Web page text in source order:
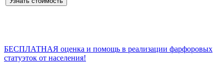
БЕСПЛАТНАЯ оценка и помощь в реализации фарфоровых
статуэток от населения!